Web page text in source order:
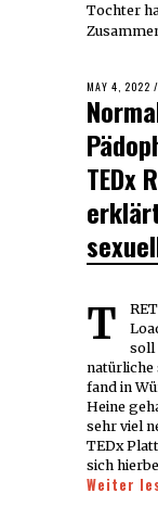
Tochter
POSTED
ON
MAY 4, 2022
TEDx
TRETE UNSERER TG GRUPPE BEI
soll
natürliche
fand in
Heine
sehr viel
TEDx
sich
Weiter